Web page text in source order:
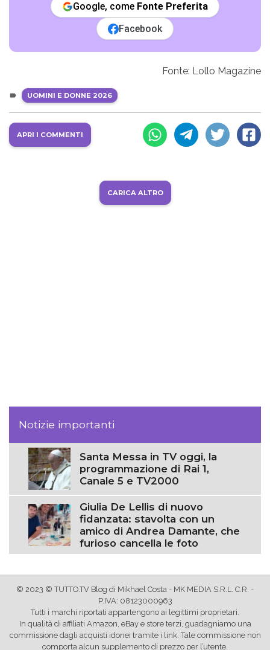
Google, come Fonte Preferita
Facebook
Fonte: Lollo Magazine
UOMINI E DONNE 2026
APRI I COMMENTI
CARICA ALTRO
Notizie importanti
Santa Messa in TV oggi, la
programmazione di Rai 1,
Canale 5 e TV2000
Giulia De Lellis di nuovo
fidanzata: stavolta con un
amico di Andrea Damante, che
furioso cancella le foto
© 2023 © TUTTO.TV Blog di Mikhael Costa - MK MEDIA S.R.L. C.R. -
P.IVA: 08123000963
Tutti i marchi riportati appartengono ai legittimi proprietari.
In qualità di affiliati Amazon, eBay e store terzi, guadagniamo una
commissione dagli acquisti idonei tramite i link. Tale commissione non
comporta alcun supplemento di prezzo per l’utente.